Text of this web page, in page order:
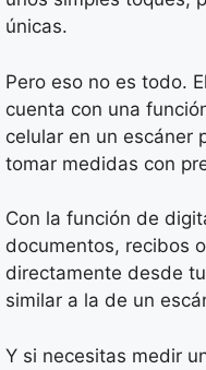
únicas.
Pero eso no es todo. El
cuenta con una
celular en un escáner
tomar medidas con
Con la función de
documentos, recibos
directamente desde
similar a la de un
Y si necesitas medir